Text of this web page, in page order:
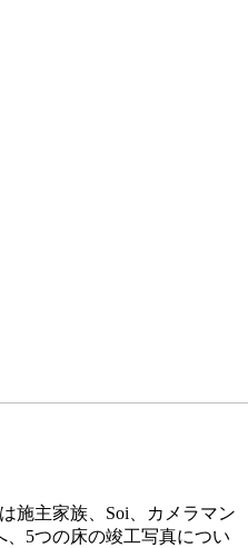
施主家族、Soi、カメラマン
5つの床の竣工写真につい